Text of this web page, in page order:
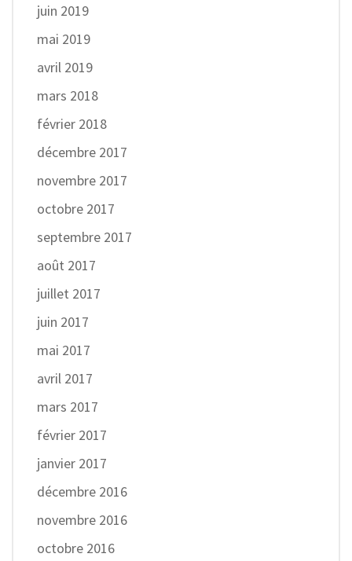
juin 2019
mai 2019
avril 2019
mars 2018
février 2018
décembre 2017
novembre 2017
octobre 2017
septembre 2017
août 2017
juillet 2017
juin 2017
mai 2017
avril 2017
mars 2017
février 2017
janvier 2017
décembre 2016
novembre 2016
octobre 2016